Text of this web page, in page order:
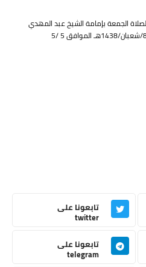
لصلاة الجمعة بإمامة الشيخ عبد المهدي
الكربلائي في 8/شعبان/1438هـ الموافق 5 /5
تابعونا على
twitter
تابعونا على
telegram